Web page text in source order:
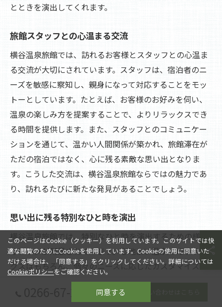
とときを演出してくれます。
旅館スタッフとの心温まる交流
横谷温泉旅館では、訪れるお客様とスタッフとの心温ま
る交流が大切にされています。スタッフは、宿泊者のニ
ーズを敏感に察知し、親身になって対応することをモッ
トーとしています。たとえば、お客様のお好みを伺い、
温泉の楽しみ方を提案することで、よりリラックスでき
る時間を提供します。また、スタッフとのコミュニケー
ションを通じて、温かい人間関係が築かれ、旅館滞在が
ただの宿泊ではなく、心に残る素敵な思い出となりま
す。こうした交流は、横谷温泉旅館ならではの魅力であ
り、訪れるたびに新たな発見があることでしょう。
思い出に残る特別なひと時を演出
横谷温泉旅館では、特別なひと時を演出するための様々
なプランが用意されています。心地よい温泉でのリラッ
クスはもちろん、個々のニーズに応じたカスタマイズさ
れた夕食メニューや、特別な装飾が施された客室が、訪
れる人々の思い出に深く刻まれることでしょう。特に、
このページはCookie（クッキー）を利用しています。このサイトでは快
適な閲覧のためにCookieを使用しています。Cookieの使用に同意いた
だける場合は、「同意する」をクリックしてください。詳細については
Cookieポリシーをご確認ください。
同意する